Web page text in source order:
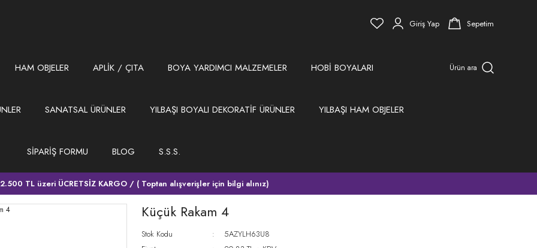
Giriş Yap Sepetim
HAM OBJELER APLİK / ÇITA BOYA YARDIMCI MALZEMELER HOBİ BOYALARI
SANATSAL ÜRÜNLER YILBAŞI BOYALI DEKORATİF ÜRÜNLER YILBAŞI HAM OBJELER
SİPARİŞ FORMU BLOG S.S.S.
Ürün ara
2.500 TL üzeri ÜCRETSİZ KARGO / ( Toptan alışverişler için bilgi alınız)
Küçük Rakam 4
Stok Kodu
5AZYLH63U8